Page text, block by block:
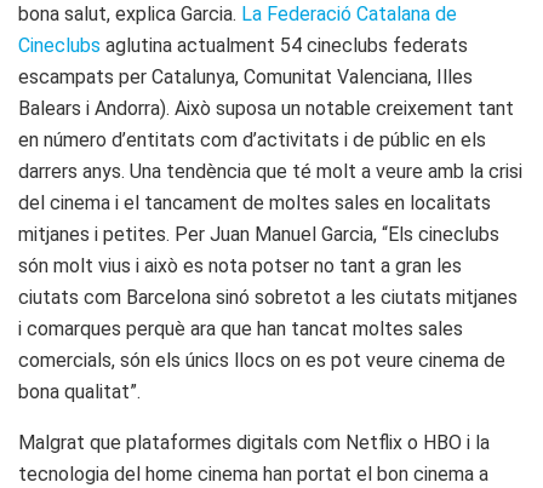
bona salut, explica Garcia. La Federació Catalana de
Cineclubs aglutina actualment 54 cineclubs federats
escampats per Catalunya, Comunitat Valenciana, Illes
Balears i Andorra). Això suposa un notable creixement tant
en número d’entitats com d’activitats i de públic en els
darrers anys. Una tendència que té molt a veure amb la crisi
del cinema i el tancament de moltes sales en localitats
mitjanes i petites. Per Juan Manuel Garcia, “Els cineclubs
són molt vius i això es nota potser no tant a gran les
ciutats com Barcelona sinó sobretot a les ciutats mitjanes
i comarques perquè ara que han tancat moltes sales
comercials, són els únics llocs on es pot veure cinema de
bona qualitat”.
Malgrat que plataformes digitals com Netflix o HBO i la
tecnologia del home cinema han portat el bon cinema a